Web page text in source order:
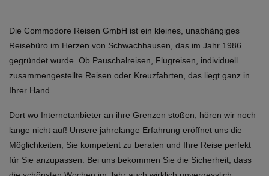
Die Commodore Reisen GmbH ist ein kleines, unabhängiges
Reisebüro im Herzen von Schwachhausen, das im Jahr 1986
gegründet wurde. Ob Pauschalreisen, Flugreisen, individuell
zusammengestellte Reisen oder Kreuzfahrten, das liegt ganz in
Ihrer Hand.
Dort wo Internetanbieter an ihre Grenzen stoßen, hören wir noch
lange nicht auf! Unsere jahrelange Erfahrung eröffnet uns die
Möglichkeiten, Sie kompetent zu beraten und Ihre Reise perfekt
für Sie anzupassen. Bei uns bekommen Sie die Sicherheit, dass